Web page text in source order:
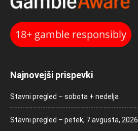
18+ gamble responsibly
Najnovejši prispevki
Stavni pregled – sobota + nedelja
Stavni pregled – petek, 7 avgusta, 2026